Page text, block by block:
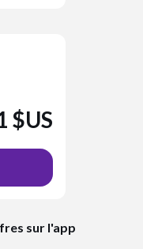
$US
sur l'app